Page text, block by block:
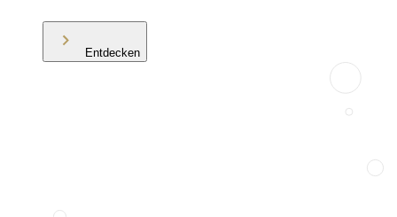
Entdecken